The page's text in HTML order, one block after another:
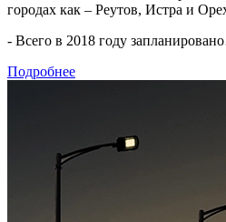
городах как – Реутов, Истра и
- Всего в 2018 году
Подробнее